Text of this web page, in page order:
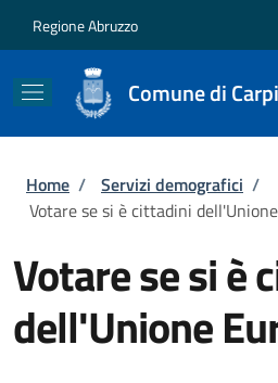
Regione Abruzzo
Comune di
Briciole di pane
Home / Servizi demografici /
Votare se si è cittadini
Votare se si è
dell'Unione